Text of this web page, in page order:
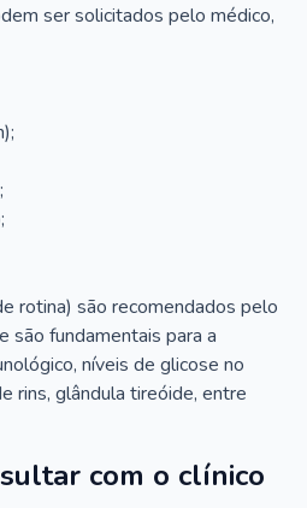
ser solicitados pelo médico,
rotina) são recomendados pelo
são fundamentais para a
níveis de glicose no
rins, glândula tireóide, entre
com o clínico